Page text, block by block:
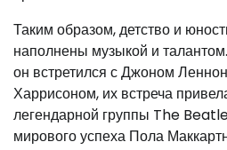
Таким образом, детство и
наполнены музыкой и
он встретился с Джоном
Харрисоном, их встреча
легендарной группы The
мирового успеха Пола